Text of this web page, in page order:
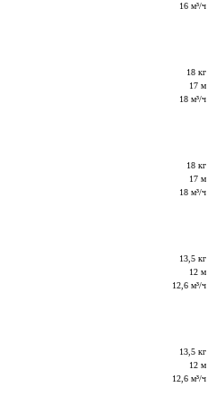
16 м³/ч
18 кг
17 м
18 м³/ч
18 кг
17 м
18 м³/ч
13,5 кг
12 м
12,6 м³/ч
13,5 кг
12 м
12,6 м³/ч